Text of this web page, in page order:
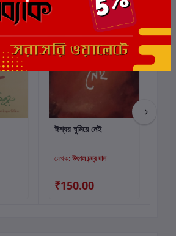
কার্টে যোগ করুন
ঈশ্বর ঘুমিয়ে নেই
লেখক: উৎপল চন্দ্র দাস
₹150.00